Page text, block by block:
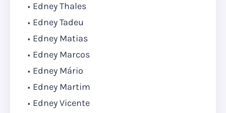
Edney Thales
Edney Tadeu
Edney Matias
Edney Marcos
Edney Mário
Edney Martim
Edney Vicente